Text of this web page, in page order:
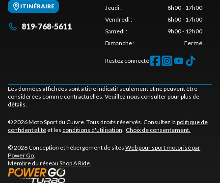
ITINÉRAIRE
819-768-5611
Jeudi:
8h00 - 17h00
Vendredi:
8h00 - 17h00
Samedi:
9h00 - 12h00
Dimanche: Fermé
Restez connecté
Les données affichées sont à titre indicatif seulement et ne peuvent être
considérées comme contractuelles. Veuillez nous consulter pour plus de
détails.
© 2026 Moto Sport du Cuivre. Tous droits réservés. Consultez la politique de
confidentialité et les conditions d'utilisation Choix de consentement.
© 2026 Conception et hébergement de sites Web pour sport motorisé par
Power Go
Membre du réseau Shop A Ride